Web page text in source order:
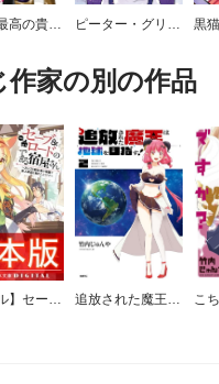
作家の別の作品